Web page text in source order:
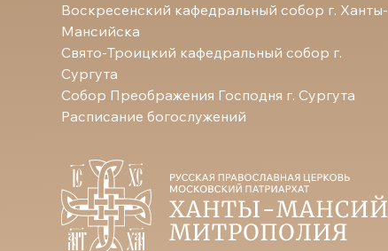
Воскресенский кафедральный собор г. Ханты-
Мансийска
Свято-Троицкий кафедральный собор г.
Сургута
Собор Преображения Господня г. Сургута
Расписание богослужений